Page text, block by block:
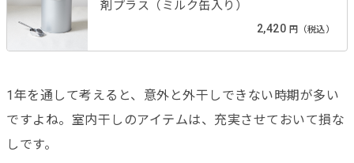
剤プラス（ミルク缶入り）
2,420 円（税込）
1年を通して考えると、意外と外干しできない時期が多い
ですよね。室内干しのアイテムは、充実させておいて損な
しです。